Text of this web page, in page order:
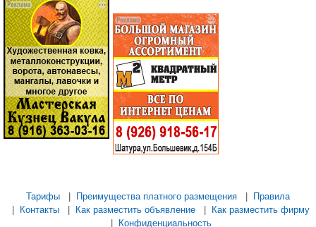
Тарифы Преимущества платного размещения
Правила
Контакты Как разместить объявление
Как разместить фирму
Конфиденциальность